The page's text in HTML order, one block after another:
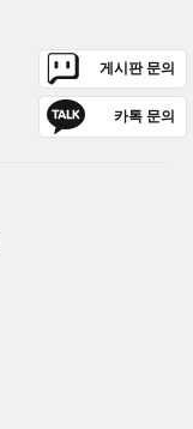
게시판 문의
카톡 문의